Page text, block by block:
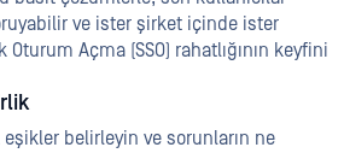
ve ister şirket içinde ister
Açma (SSO) rahatlığının keyfini
belirleyin ve sorunların ne